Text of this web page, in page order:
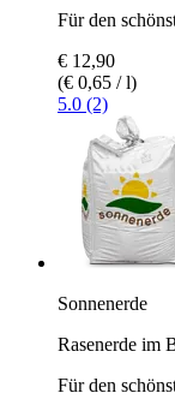
Für den
€ 12,90
(€ 0,65 / l)
5.0 (2)
Sonnenerde
Rasenerde im
Für den